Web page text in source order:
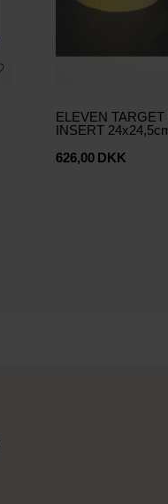
ELEVEN TARGET
INSERT
626,00 DKK